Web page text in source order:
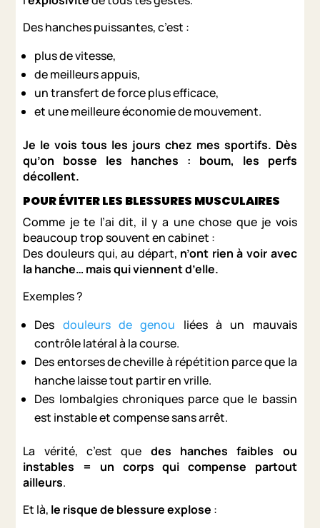
Des hanches puissantes, c’est :
plus de vitesse,
de meilleurs appuis,
un transfert de force plus efficace,
et une meilleure économie de mouvement.
Je le vois tous les jours chez mes sportifs. Dès
qu’on bosse les hanches : boum, les perfs
décollent.
POUR ÉVITER LES BLESSURES MUSCULAIRES
Comme je te l’ai dit, il y a une chose que je vois
beaucoup trop souvent en cabinet :
Des douleurs qui, au départ, n’ont rien à voir avec
la hanche… mais qui viennent d’elle.
Exemples ?
Des douleurs de genou liées à un mauvais
contrôle latéral à la course.
Des entorses de cheville à répétition parce que la
hanche laisse tout partir en vrille.
Des lombalgies chroniques parce que le bassin
est instable et compense sans arrêt.
La vérité, c’est que des hanches faibles ou
instables = un corps qui compense partout
ailleurs.
Et là, le risque de blessure explose :